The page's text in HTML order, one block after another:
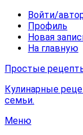
Войти/
Профиль
Новая
На главную
Простые
Кулинарные
семьи.
Меню